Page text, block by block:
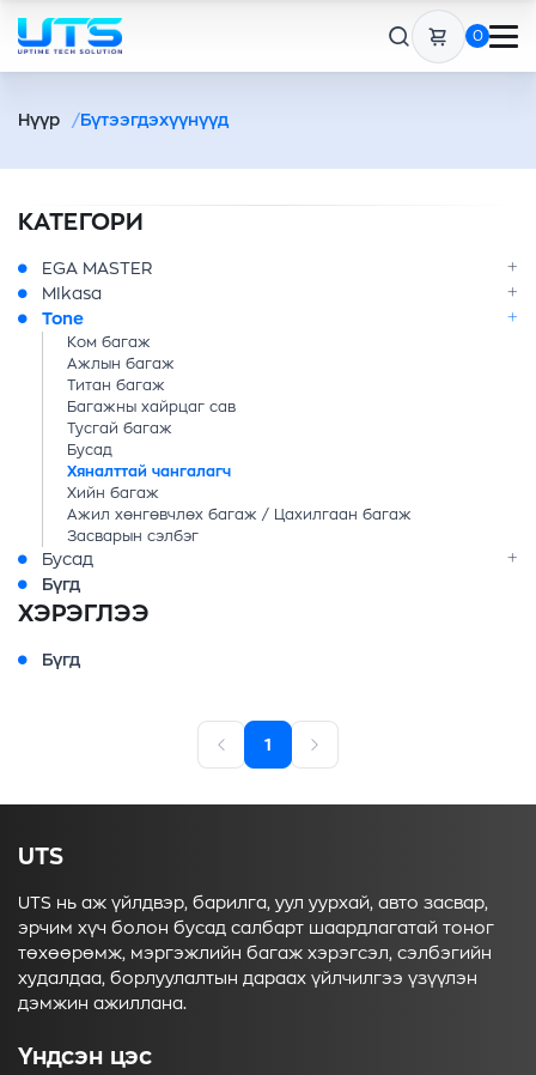
0
Нүүр Бүтээгдэхүүнүүд
КАТЕГОРИ
EGA MASTER
MIkasa
Tone
Ком багаж
Ажлын багаж
Титан багаж
Багажны хайрцаг сав
Тусгай багаж
Бусад
Хяналттай чангалагч
Хийн багаж
Ажил хөнгөвчлөх багаж / Цахилгаан багаж
Засварын сэлбэг
Бусад
Бүгд
ХЭРЭГЛЭЭ
Бүгд
1
UTS
UTS нь аж үйлдвэр, барилга, уул уурхай, авто засвар,
эрчим хүч болон бусад салбарт шаардлагатай тоног
төхөөрөмж, мэргэжлийн багаж хэрэгсэл, сэлбэгийн
худалдаа, борлуулалтын дараах үйлчилгээ үзүүлэн
дэмжин ажиллана.
Үндсэн цэс